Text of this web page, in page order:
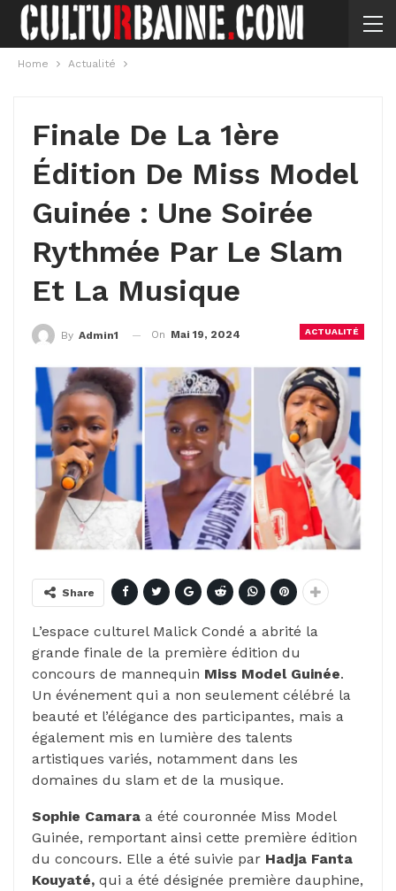
Home Actualité
Finale De La 1ère
Édition De Miss Model
Guinée : Une Soirée
Rythmée Par Le Slam
Et La Musique
ACTUALITÉ
By Admin1 On Mai 19, 2024
Share
L’espace culturel Malick Condé a abrité la
grande finale de la première édition du
concours de mannequin Miss Model Guinée.
Un événement qui a non seulement célébré la
beauté et l’élégance des participantes, mais a
également mis en lumière des talents
artistiques variés, notamment dans les
domaines du slam et de la musique.
Sophie Camara a été couronnée Miss Model
Guinée, remportant ainsi cette première édition
du concours. Elle a été suivie par Hadja Fanta
Kouyaté, qui a été désignée première dauphine,